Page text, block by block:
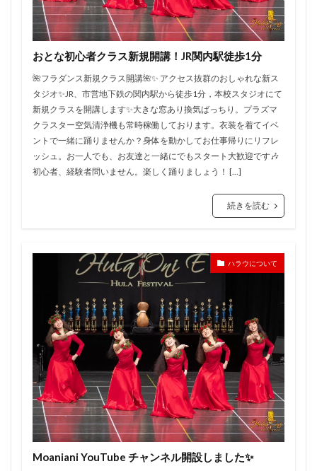
おとな初心者クラス新規開講！JR関内駅徒歩1分
🌺フラダンス新規クラス開講🌺✨ アクセス抜群のおしゃれな新ス
タジオ✨JR、市営地下鉄の関内駅から徒歩1分，本校スタジオにて
新規クラスを開講します✨大きな窓あり換気ばっちり。プラズマ
クラスター空気清浄機も常時稼働しております。衣装を着てイベ
ントで一緒に踊りませんか？身体を動かしてお仕事帰りにリフレ
ッシュ。お一人でも、お友達と一緒にでもスタート大歓迎です🎶
初心者、経験者問いません。楽しく踊りましょう！ […]
続きを読む
ハラウについて
Moaniani YouTube チャンネル開設しました✨